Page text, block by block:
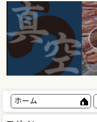
ホーム